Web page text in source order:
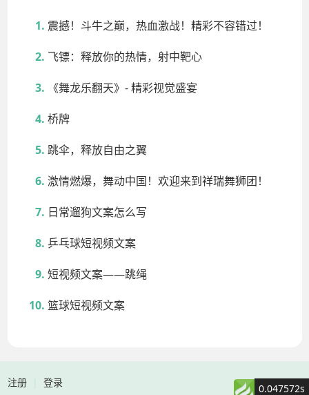
震撼！斗牛之巅，热血激战！精彩不容错过！
飞镖：释放你的热情，射中靶心
《舞龙乐翻天》- 精彩视觉盛宴
桥牌
跳伞，释放自由之翼
激情燃爆，舞动中国！欢迎来到祥瑞舞狮团！
日常遛狗文案怎么写
乒乓球短视频文案
短视频文案——跳绳
篮球短视频文案
注册 登录 0.047572s